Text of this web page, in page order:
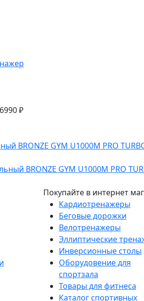
₽
BRONZE GYM U1000M PRO
Покупайте в интернет
Кардиотренажеры
Беговые дорожки
Велотренажеры
Эллиптические
Инверсионные столы
Оборудовение для
спортзала
Товары для фитнеса
Каталог спортивных